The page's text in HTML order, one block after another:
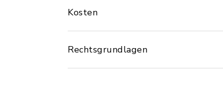
Kosten
Rechtsgrundlagen